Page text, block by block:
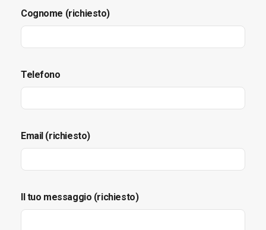
Cognome (richiesto)
Telefono
Email (richiesto)
Il tuo messaggio (richiesto)